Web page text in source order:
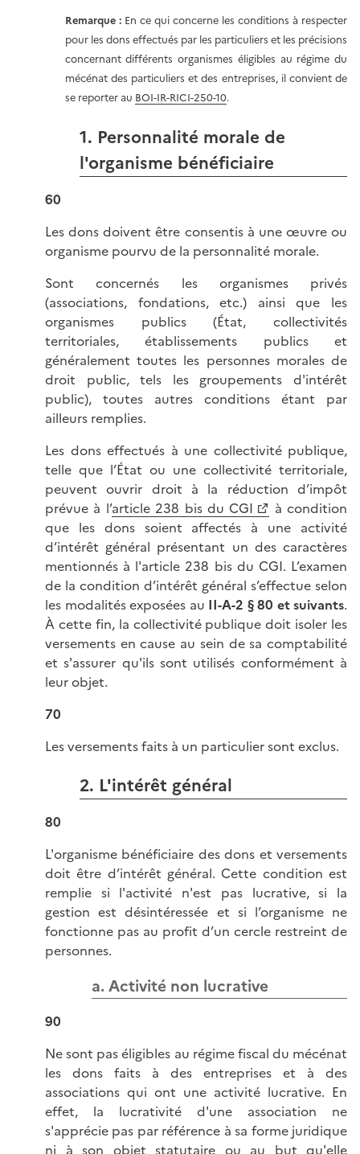
Remarque :En ce qui concerne les conditions à respecter
pour les dons effectués par les particuliers et les précisions
concernant différents organismes éligibles au régime du
mécénat des particuliers et des entreprises, il convient de
se reporter au BOI-IR-RICI-250-10.
1. Personnalité morale de
l'organisme bénéficiaire
60
Les dons doivent être consentis à une œuvre ou
organisme pourvu de la personnalité morale.
Sont concernés les organismes privés
(associations, fondations, etc.) ainsi que les
organismes publics (État, collectivités
territoriales, établissements publics et
généralement toutes les personnes morales de
droit public, tels les groupements d'intérêt
public), toutes autres conditions étant par
ailleurs remplies.
Les dons effectués à une collectivité publique,
telle que l’État ou une collectivité territoriale,
peuvent ouvrir droit à la réduction d’impôt
prévue à l’article 238 bis du CGI
à condition
que les dons soient affectés à une activité
d’intérêt général présentant un des caractères
mentionnés à l'article 238 bis du CGI. L’examen
de la condition d’intérêt général s’effectue selon
les modalités exposées au II-A-2 § 80 et suivants.
À cette fin, la collectivité publique doit isoler les
versements en cause au sein de sa comptabilité
et s'assurer qu'ils sont utilisés conformément à
leur objet.
70
Les versements faits à un particulier sont exclus.
2. L'intérêt général
80
L'organisme bénéficiaire des dons et versements
doit être d’intérêt général. Cette condition est
remplie si l'activité n'est pas lucrative, si la
gestion est désintéressée et si l’organisme ne
fonctionne pas au profit d’un cercle restreint de
personnes.
a. Activité non lucrative
90
Ne sont pas éligibles au régime fiscal du mécénat
les dons faits à des entreprises et à des
associations qui ont une activité lucrative. En
effet, la lucrativité d'une association ne
s'apprécie pas par référence à sa forme juridique
ni à son objet statutaire ou au but qu'elle